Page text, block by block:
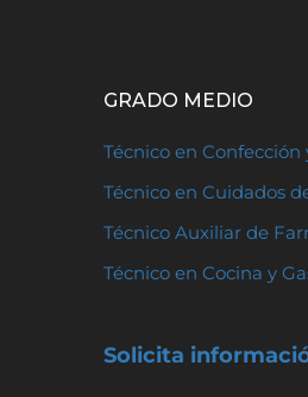
GRADO MEDIO
Técnico en Confección
Técnico en Cuidados
Técnico Auxiliar de
Técnico en Cocina y
Solicita